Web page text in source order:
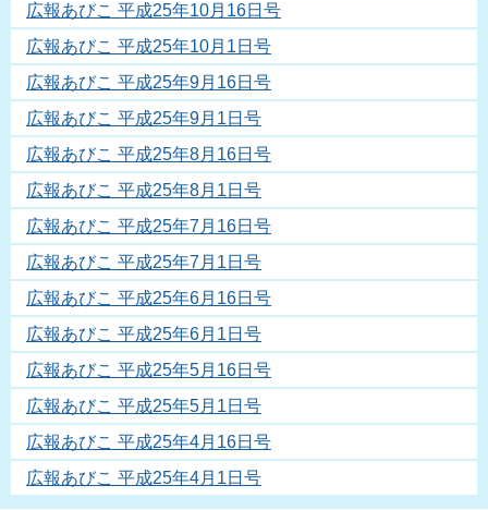
広報あびこ 平成25年10月16日号
広報あびこ 平成25年10月1日号
広報あびこ 平成25年9月16日号
広報あびこ 平成25年9月1日号
広報あびこ 平成25年8月16日号
広報あびこ 平成25年8月1日号
広報あびこ 平成25年7月16日号
広報あびこ 平成25年7月1日号
広報あびこ 平成25年6月16日号
広報あびこ 平成25年6月1日号
広報あびこ 平成25年5月16日号
広報あびこ 平成25年5月1日号
広報あびこ 平成25年4月16日号
広報あびこ 平成25年4月1日号